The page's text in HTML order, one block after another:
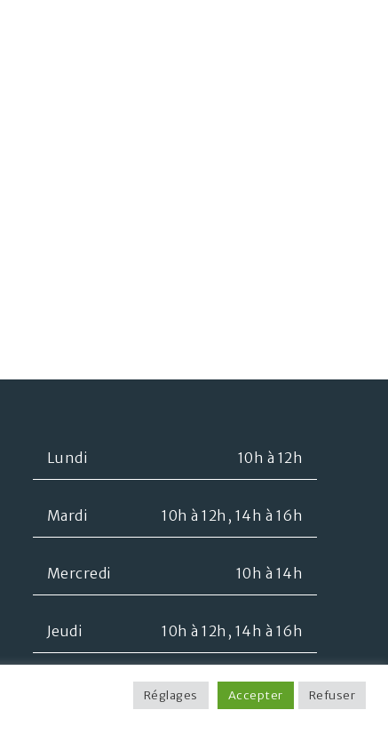
Lundi 10h à 12h
Mardi 10h à 12h, 14h à 16h
Mercredi 10h à 14h
Jeudi 10h à 12h, 14h à 16h
10h à 12h
Réglages Accepter Refuser